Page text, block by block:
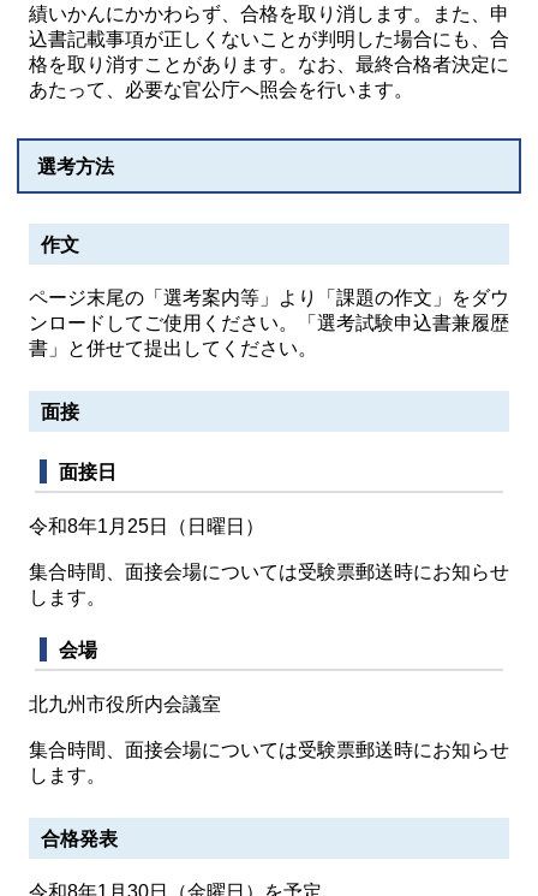
績いかんにかかわらず、合格を取り消します。また、申
込書記載事項が正しくないことが判明した場合にも、合
格を取り消すことがあります。なお、最終合格者決定に
あたって、必要な官公庁へ照会を行います。
選考方法
作文
ページ末尾の「選考案内等」より「課題の作文」をダウ
ンロードしてご使用ください。「選考試験申込書兼履歴
書」と併せて提出してください。
面接
面接日
令和8年1月25日（日曜日）
集合時間、面接会場については受験票郵送時にお知らせ
します。
会場
北九州市役所内会議室
集合時間、面接会場については受験票郵送時にお知らせ
します。
合格発表
令和8年1月30日（金曜日）を予定